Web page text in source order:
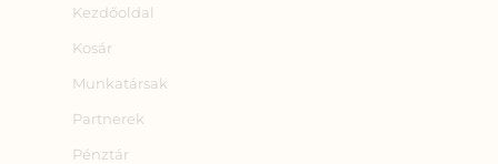
Kezdőoldal
Kosár
Munkatársak
Partnerek
Pénztár